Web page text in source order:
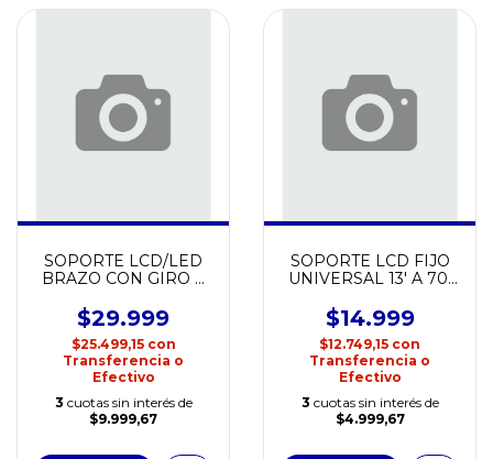
SOPORTE LCD/LED
BRAZO CON GIRO +
43' NETMAK NM-ST35
$29.999
$25.499,15 con
Transferencia o
Efectivo
3 cuotas sin interés de
$9.999,67
SOPORTE LCD FIJO
UNIVERSAL 13' A 70'
$14.999
$12.749,15 con
Transferencia o
Efectivo
3 cuotas sin interés de
$4.999,67